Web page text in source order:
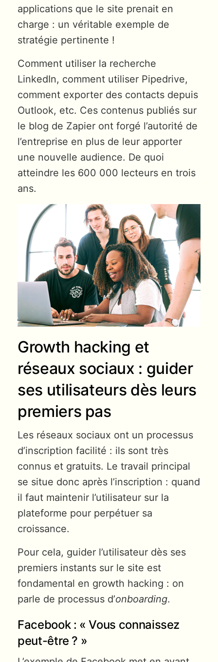
applications que le site prenait en
charge : un véritable exemple de
stratégie pertinente !
Comment utiliser la recherche
LinkedIn, comment utiliser Pipedrive,
comment exporter des contacts depuis
Outlook, etc. Ces contenus publiés sur
le blog de Zapier ont forgé l’autorité de
l’entreprise en plus de leur apporter
une nouvelle audience. De quoi
atteindre les 600 000 lecteurs en trois
ans.
Growth hacking et
réseaux sociaux : guider
ses utilisateurs dès leurs
premiers pas
Les réseaux sociaux ont un processus
d’inscription facilité : ils sont très
connus et gratuits. Le travail principal
se situe donc après l’inscription : quand
il faut maintenir l’utilisateur sur la
plateforme pour perpétuer sa
croissance.
Pour cela, guider l’utilisateur dès ses
premiers instants sur le site est
fondamental en growth hacking : on
parle de processus d’onboarding.
Facebook : « Vous connaissez
peut-être ? »